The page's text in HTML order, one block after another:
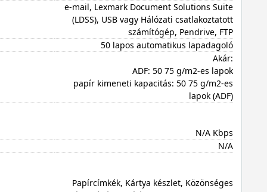
e-mail, Lexmark Document Solutions Suite
(LDSS), USB vagy Hálózati csatlakoztatott
számítógép, Pendrive, FTP
50 lapos automatikus lapadagoló
Akár:
ADF: 50 75 g/m2-es lapok
papír kimeneti kapacitás: 50 75 g/m2-es
lapok (ADF)
N/A Kbps
N/A
Papírcímkék, Kártya készlet, Közönséges